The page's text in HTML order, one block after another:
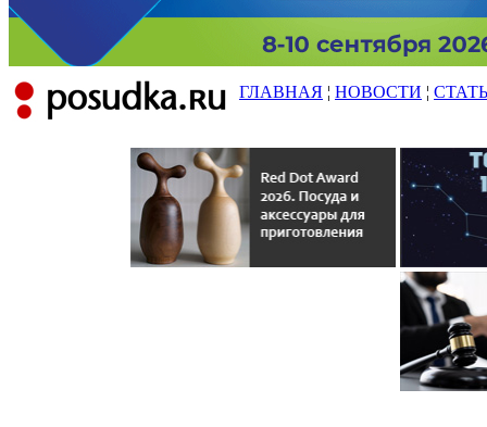
ГЛАВНАЯ ¦ НОВОСТИ ¦